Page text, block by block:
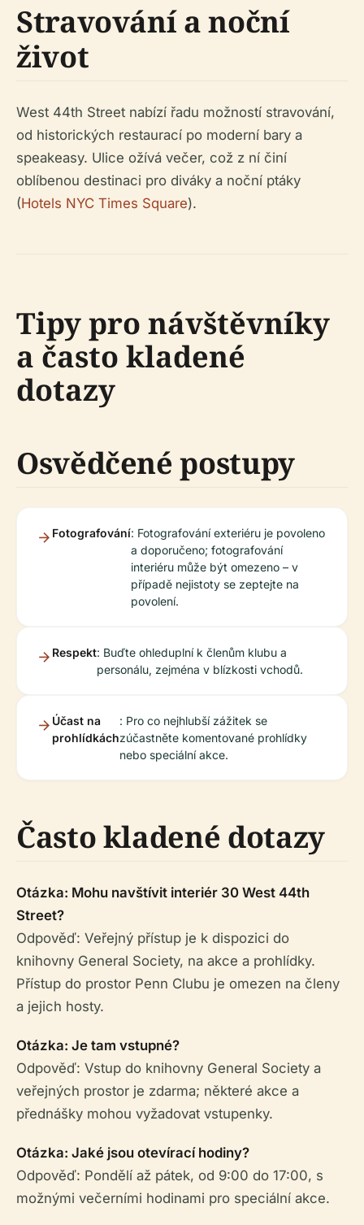
Stravování a noční
život
West 44th Street nabízí řadu možností stravování,
od historických restaurací po moderní bary a
speakeasy. Ulice ožívá večer, což z ní činí
oblíbenou destinaci pro diváky a noční ptáky
(Hotels NYC Times Square).
Tipy pro návštěvníky
a často kladené
dotazy
Osvědčené postupy
Fotografování: Fotografování exteriéru je povoleno
a doporučeno; fotografování
interiéru může být omezeno – v
případě nejistoty se zeptejte na
povolení.
Respekt: Buďte ohleduplní k členům klubu a
personálu, zejména v blízkosti vchodů.
Účast na
prohlídkách
: Pro co nejhlubší zážitek se
zúčastněte komentované prohlídky
nebo speciální akce.
Často kladené dotazy
Otázka: Mohu navštívit interiér 30 West 44th
Street?
Odpověď: Veřejný přístup je k dispozici do
knihovny General Society, na akce a prohlídky.
Přístup do prostor Penn Clubu je omezen na členy
a jejich hosty.
Otázka: Je tam vstupné?
Odpověď: Vstup do knihovny General Society a
veřejných prostor je zdarma; některé akce a
přednášky mohou vyžadovat vstupenky.
Otázka: Jaké jsou otevírací hodiny?
Odpověď: Pondělí až pátek, od 9:00 do 17:00, s
možnými večerními hodinami pro speciální akce.